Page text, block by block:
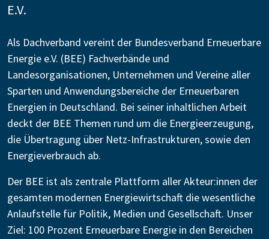
E.V.
Als Dachverband vereint der Bundesverband Erneuerbare
Energie e.V. (BEE) Fachverbände und
Landesorganisationen, Unternehmen und Vereine aller
Sparten und Anwendungsbereiche der Erneuerbaren
Energien in Deutschland. Bei seiner inhaltlichen Arbeit
deckt der BEE Themen rund um die Energieerzeugung,
die Übertragung über Netz-Infrastrukturen, sowie den
Energieverbrauch ab.
Der BEE ist als zentrale Plattform aller Akteur:innen der
gesamten modernen Energiewirtschaft die wesentliche
Anlaufstelle für Politik, Medien und Gesellschaft. Unser
Ziel: 100 Prozent Erneuerbare Energie in den Bereichen